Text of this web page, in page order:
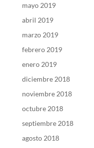
mayo 2019
abril 2019
marzo 2019
febrero 2019
enero 2019
diciembre 2018
noviembre 2018
octubre 2018
septiembre 2018
agosto 2018